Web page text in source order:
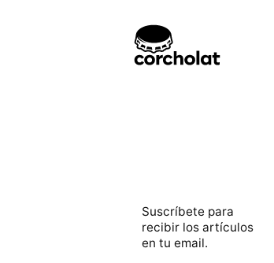
Suscríbete para
recibir los artículos
en tu email.